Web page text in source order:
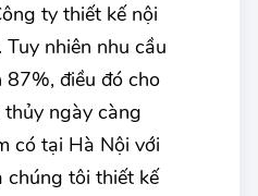
ty thiết kế nội
nhiên nhu cầu
điều đó cho
ngày càng
có tại Hà Nội với
chúng tôi thiết kế